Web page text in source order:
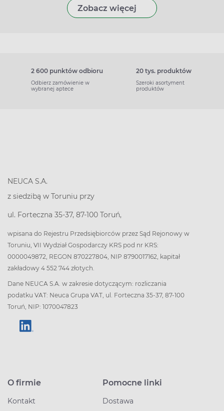
Zobacz więcej
2 600 punktów odbioru
Odbierz zamówienie w
wybranej aptece
20 tys. produktów
Szeroki asortyment
produktów
NEUCA S.A.
z siedzibą w Toruniu przy
ul. Forteczna 35-37, 87-100 Toruń,
wpisana do Rejestru Przedsiębiorców przez Sąd Rejonowy w
Toruniu, VII Wydział Gospodarczy KRS pod nr KRS:
0000049872, REGON 870227804, NIP 8790017162, kapitał
zakładowy 4 552 744 złotych.
Dane NEUCA S.A. w zakresie dotyczącym: rozliczania
podatku VAT: Neuca Grupa VAT, ul. Forteczna 35-37, 87-100
Toruń, NIP: 1070047823
O firmie
Kontakt
Pomocne linki
Dostawa